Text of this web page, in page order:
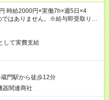
時給2000円×実働7h×週5日×4
はありません。※給与即受取りサ
して実費支給
門駅から徒歩12分
器関連商社